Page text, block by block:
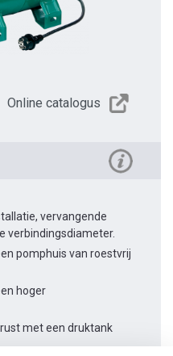
Online catalogus
vervangende
verbindingsdiameter.
pomphuis van roestvrij
hoger
met een druktank